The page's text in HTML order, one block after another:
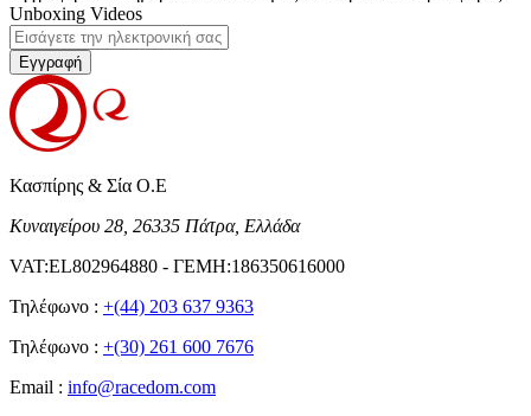
Unboxing Videos
Εγγραφή
Κασπίρης & Σία Ο.Ε
Κυναιγείρου 28, 26335 Πάτρα, Ελλάδα
VAT:EL802964880 - ΓΕΜΗ:186350616000
Τηλέφωνο : +(44) 203 637 9363
Τηλέφωνο : +(30) 261 600 7676
Email : info@racedom.com